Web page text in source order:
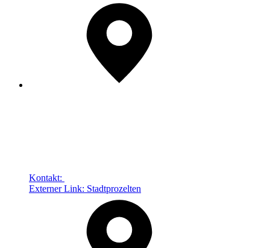
Kontakt:
Externer Link: Stadtprozelten